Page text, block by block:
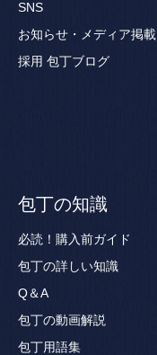
SNS
お知らせ・メディア掲載
採用 包丁ブログ
包丁の知識
必読！購入前ガイド
包丁の詳しい知識
Q＆A
包丁の動画解説
包丁用語集